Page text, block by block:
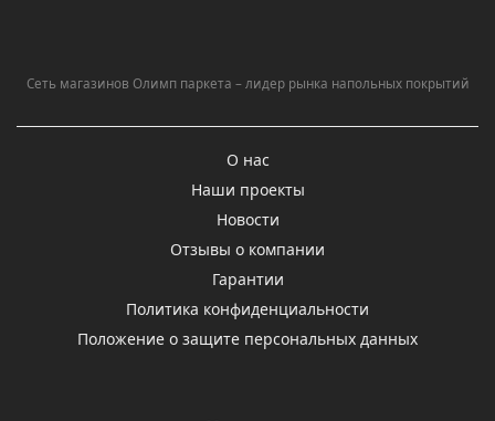
Сеть магазинов Олимп паркета – лидер рынка напольных покрытий
О нас
Наши проекты
Новости
Отзывы о компании
Гарантии
Политика конфиденциальности
Положение о защите персональных данных